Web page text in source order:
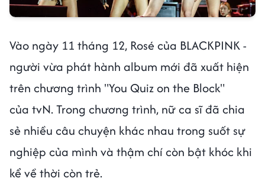
Vào ngày 11 tháng 12, Rosé của BLACKPINK -
người vừa phát hành album mới đã xuất hiện
trên chương trình "You Quiz on the Block"
của tvN. Trong chương trình, nữ ca sĩ đã chia
sẻ nhiều câu chuyện khác nhau trong suốt sự
nghiệp của mình và thậm chí còn bật khóc khi
kể về thời còn trẻ.